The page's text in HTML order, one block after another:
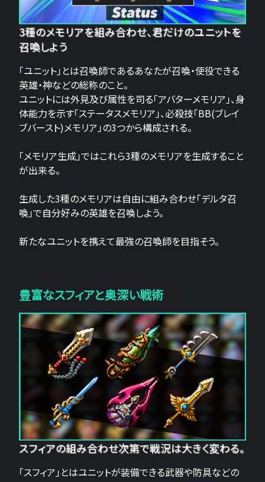
3種のメモリアを組み合わせ、君だけのユニットを
召喚しよう
「ユニット」とは召喚師であるあなたが召喚・使役できる
英雄・神などの総称のこと。
ユニットには外見及び属性を司る「アバターメモリア」、身
体能力を示す「ステータスメモリア」、必殺技「BB(ブレイ
ブバースト)メモリア」の3つから構成される。
「メモリア生成」ではこれら3種のメモリアを生成すること
が出来る。
生成した3種のメモリアは自由に組み合わせ「デルタ召
喚」で自分好みの英雄を召喚しよう。
新たなユニットを携えて最強の召喚師を目指そう。
豊富なスフィアと奥深い戦術
スフィアの組み合わせ次第で戦況は大きく変わる。
「スフィア」とはユニットが装備できる武器や防具などの